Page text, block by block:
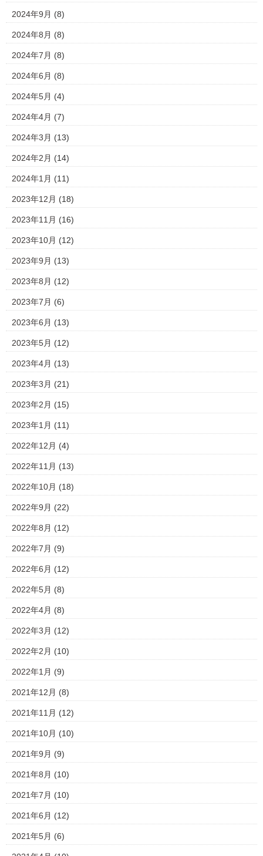
2024年9月 (8)
2024年8月 (8)
2024年7月 (8)
2024年6月 (8)
2024年5月 (4)
2024年4月 (7)
2024年3月 (13)
2024年2月 (14)
2024年1月 (11)
2023年12月 (18)
2023年11月 (16)
2023年10月 (12)
2023年9月 (13)
2023年8月 (12)
2023年7月 (6)
2023年6月 (13)
2023年5月 (12)
2023年4月 (13)
2023年3月 (21)
2023年2月 (15)
2023年1月 (11)
2022年12月 (4)
2022年11月 (13)
2022年10月 (18)
2022年9月 (22)
2022年8月 (12)
2022年7月 (9)
2022年6月 (12)
2022年5月 (8)
2022年4月 (8)
2022年3月 (12)
2022年2月 (10)
2022年1月 (9)
2021年12月 (8)
2021年11月 (12)
2021年10月 (10)
2021年9月 (9)
2021年8月 (10)
2021年7月 (10)
2021年6月 (12)
2021年5月 (6)